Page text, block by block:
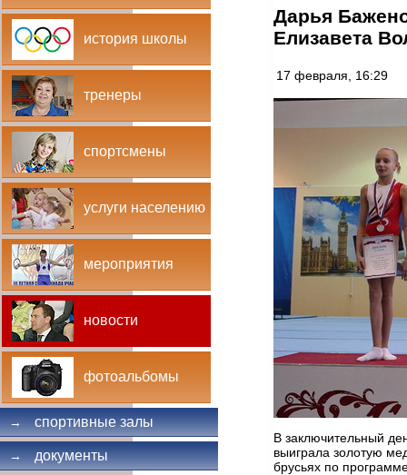
история школы
тренеры
спортсмены
услуги населению
мероприятия
новости
фотоальбомы
→ спортивные залы
→ документы
Дарья
Елизавета
17 февраля, 16:29
В заключительный
выиграла золотую
брусьях по